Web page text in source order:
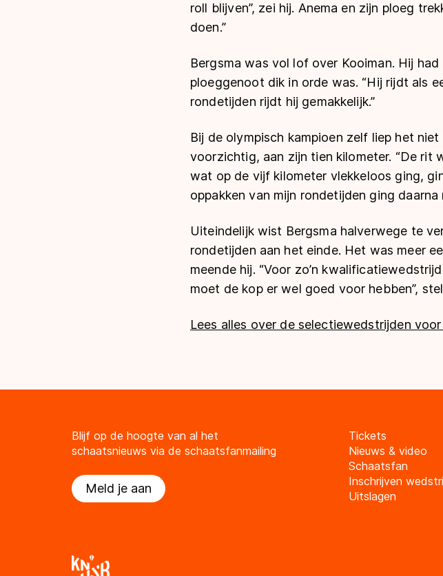
roll blijven”, zei hij. Anema en zijn ploeg
doen.”
Bergsma was vol lof over Kooiman. Hij
ploeggenoot dik in orde was. “Hij rijdt als
rondetijden rijdt hij gemakkelijk.”
Bij de olympisch kampioen zelf liep het
voorzichtig, aan zijn tien kilometer. “De rit
wat op de vijf kilometer vlekkeloos ging,
oppakken van mijn rondetijden ging daarna
Uiteindelijk wist Bergsma halverwege te
rondetijden aan het einde. Het was meer
meende hij. “Voor zo’n
moet de kop er wel goed voor hebben”,
Lees alles over de selectiewedstrijden
Blijf op de hoogte van al het
schaatsnieuws via de schaatsfanmailing
Meld je aan
Tickets
Nieuws & video
Schaatsfan
Inschrijven
Uitslagen